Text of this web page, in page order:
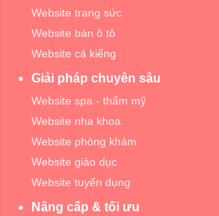
Website trang sức
Website bán ô tô
Website cá kiểng
Giải pháp chuyên sâu
Website spa - thẩm mỹ
Website nha khoa
Website phòng khám
Website giáo dục
Website tuyển dụng
Nâng cấp & tối ưu